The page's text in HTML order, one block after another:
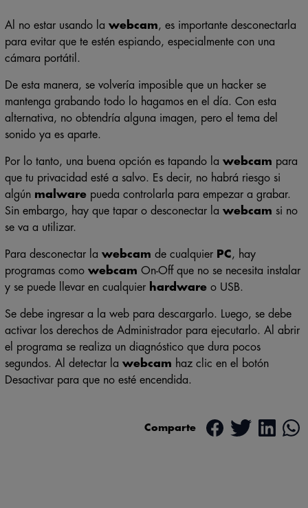
Al no estar usando la webcam, es importante desconectarla
para evitar que te estén espiando, especialmente con una
cámara portátil.
De esta manera, se volvería imposible que un hacker se
mantenga grabando todo lo hagamos en el día. Con esta
alternativa, no obtendría alguna imagen, pero el tema del
sonido ya es aparte.
Por lo tanto, una buena opción es tapando la webcam para
que tu privacidad esté a salvo. Es decir, no habrá riesgo si
algún malwarepueda controlarla para empezar a grabar.
Sin embargo, hay que tapar o desconectar la webcam si no
se va a utilizar.
Para desconectar la webcam de cualquier PC, hay
programas como webcam On-Off que no se necesita instalar
y se puede llevar en cualquier hardwareo USB.
Se debe ingresar a la web para descargarlo. Luego, se debe
activar los derechos de Administrador para ejecutarlo. Al abrir
el programa se realiza un diagnóstico que dura pocos
segundos. Al detectar la webcam haz clic en el botón
Desactivar para que no esté encendida.
Comparte